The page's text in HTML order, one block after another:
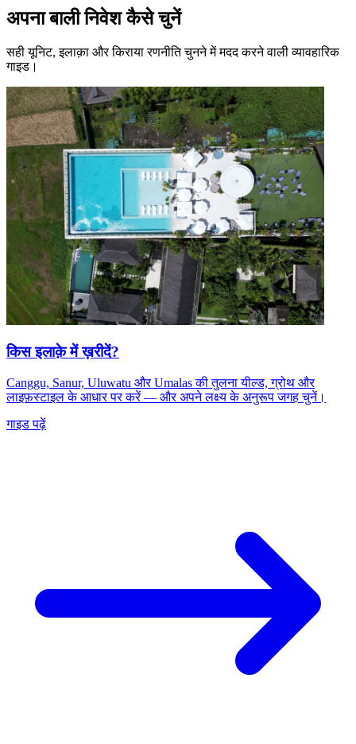
अपना बाली निवेश कैसे चुनें
सही यूनिट, इलाक़ा और किराया रणनीति चुनने में मदद करने वाली व्यावहारिक
गाइड।
किस इलाक़े में ख़रीदें?
Canggu, Sanur, Uluwatu और Umalas की तुलना यील्ड, ग्रोथ और
लाइफ़स्टाइल के आधार पर करें — और अपने लक्ष्य के अनुरूप जगह चुनें।
गाइड पढ़ें